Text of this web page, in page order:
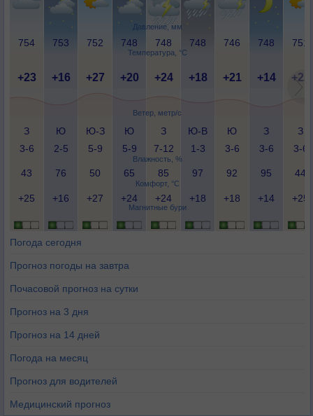
Давление, мм
Температура, °C
Ветер, метр/с
Влажность, %
Комфорт, °C
Магнитные бури
754 753 752 748 748 748 746 748 751
+23 +16 +27 +20 +24 +18 +21 +14 +22
З
3-6
Ю
2-5
Ю-З
5-9
Ю
5-9
З
7-12
Ю-В
1-3
Ю
3-6
З
3-6
З
3-6
43 76 50 65 85 97 92 95 44
+25 +16 +27 +24 +24 +18 +18 +14 +25
Погода сегодня
Прогноз погоды на завтра
Почасовой прогноз на сутки
Прогноз на 3 дня
Прогноз на 14 дней
Погода на месяц
Прогноз для водителей
Медицинский прогноз